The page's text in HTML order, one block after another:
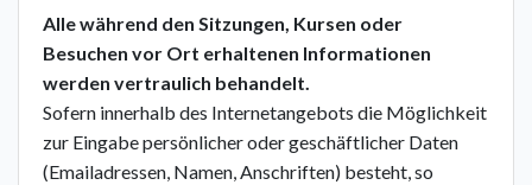
Alle während den Sitzungen, Kursen oder
Besuchen vor Ort erhaltenen Informationen
werden vertraulich behandelt.
Sofern innerhalb des Internetangebots die Möglichkeit
zur Eingabe persönlicher oder geschäftlicher Daten
(Emailadressen, Namen, Anschriften) besteht, so